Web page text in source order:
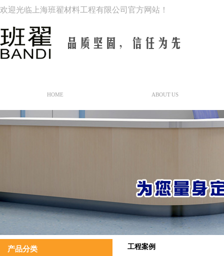
欢迎光临上海班翟材料工程有限公司官方网站！
HOME ABOUT US
产品分类 工程案例